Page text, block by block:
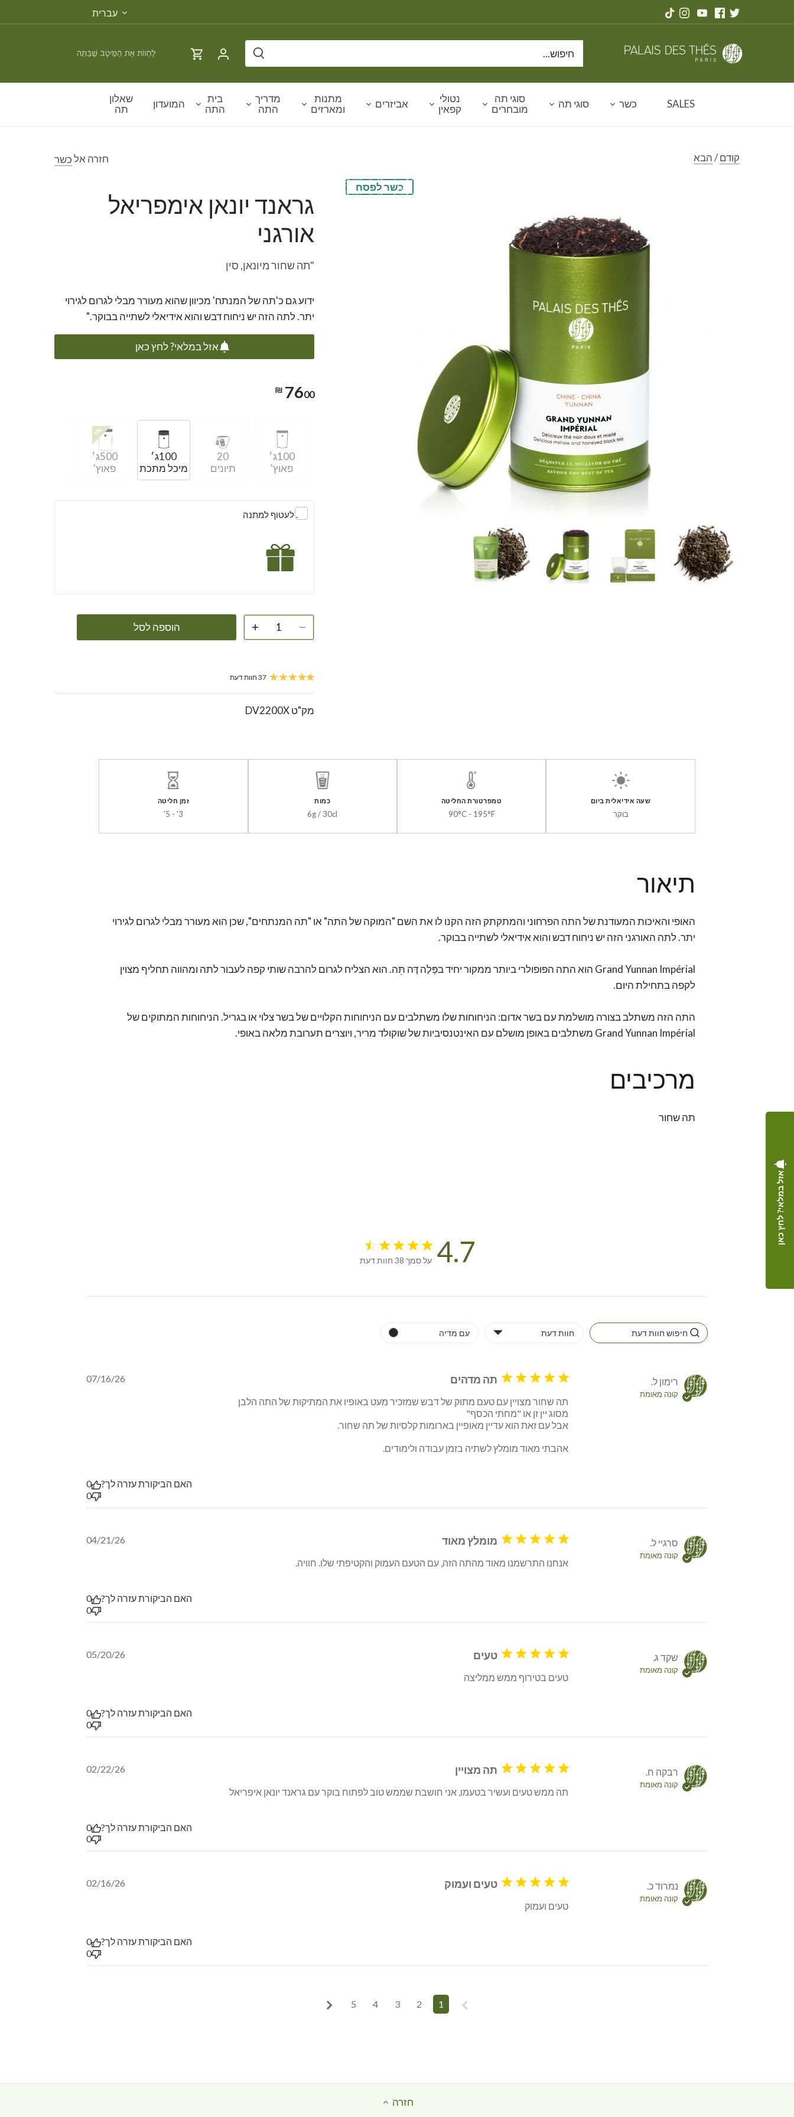
שפה
עברית
SALES כשר סוגי תה
סוגי תה
מובחרים
נטולי
קפאין
אביזרים
מתנות
ומארזים
מדריך
התה
בית
התה
המועדון
שאלון
תה
חזרה אלכשר קודם/הבא
כשר לפסח
גראנד יונאן אימפריאל
אורגני
"תה שחור מיונאן, סין
ידוע גם כ'תה של המנתח' מכיוון שהוא מעורר מבלי לגרום לגירוי
יתר. לתה הזה יש ניחוח דבש והוא אידיאלי לשתייה בבוקר."
אזל במלאי? לחץ כאן
7600 ₪
100ג׳
פאוץ'
20
תיונים
100ג׳
מיכל מתכת
500ג׳
פאוץ'
. לעטוף למתנה
הוספה לסל
37 חוות דעת
מק"טDV2200X
שעה אידיאלית ביום
בוקר
טמפרטורת החליטה
90°C - 195°F
כמות
6g / 30cl
זמן חליטה
3' - 5'
תיאור
האופי והאיכות המעודנת של התה הפרחוני והמתקתק הזה הקנו לו את השם "המוקה של התה" או "תה המנתחים", שכן הוא מעורר מבלי לגרום לגירוי
יתר. לתה האורגני הזה יש ניחוח דבש והוא אידיאלי לשתייה בבוקר.
Grand Yunnan Impérial הוא התה הפופולרי ביותר ממקור יחיד בפַּלֶה דֶּה תֵּה. הוא הצליח לגרום להרבה שותי קפה לעבור לתה ומהווה תחליף מצוין
לקפה בתחילת היום.
התה הזה משתלב בצורה מושלמת עם בשר אדום: הניחוחות שלו משתלבים עם הניחוחות הקלויים של בשר צלוי או בגריל. הניחוחות המתוקים של
Grand Yunnan Impérial משתלבים באופן מושלם עם האינטנסיביות של שוקולד מריר, ויוצרים תערובת מלאה באופי.
מרכיבים
תה שחור
4.7
4.7 star rating
על סמך 38 חוות דעת
רימון ל.
קונה מאומת
5 star rating תה מדהים
אהבתי מאוד מומלץ לשתיה בזמן עבודה ולימודים.
07/16/26
האם הביקורת עזרה לך?
0
0
סרגיי ל.
קונה מאומת
5 star rating מומלץ מאוד
אנחנו התרשמנו מאוד מהתה הזה, עם הטעם העמוק והקטיפתי שלו. חוויה.
04/21/26
האם הביקורת עזרה לך?
0
0
שקד ג.
קונה מאומת
5 star rating טעים
טעים בטירוף ממש ממליצה
05/20/26
האם הביקורת עזרה לך?
0
0
רבקה ח.
קונה מאומת
5 star rating תה מצויין
תה ממש טעים ועשיר בטעמו, אני חושבת שממש טוב לפתוח בוקר עם גראנד יונאן איפריאל
02/22/26
האם הביקורת עזרה לך?
0
0
נמרוד כ.
קונה מאומת
5 star rating טעים ועמוק
טעים ועמוק
02/16/26
האם הביקורת עזרה לך?
0
0
1
2
3
4
5
חזרה
אזל במלאי? לחץ כאן